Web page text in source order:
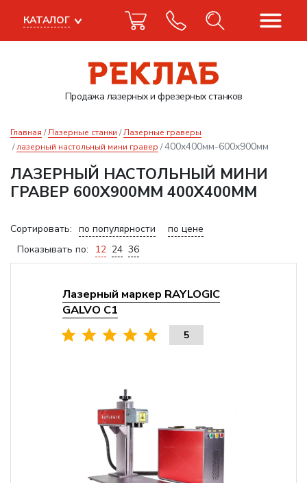
Продажа лазерныхи фрезерных станков
КАТАЛОГ
Главная Лазерные станки
Лазерные граверы
лазерный настольный мини гравер
400x400мм-600x900мм
ЛАЗЕРНЫЙ НАСТОЛЬНЫЙ МИНИ
ГРАВЕР 600X900ММ 400X400ММ
Сортировать: по популярности
по цене
Показывать по:
12 24 36
Лазерный маркер RAYLOGIC
GALVO С1
5